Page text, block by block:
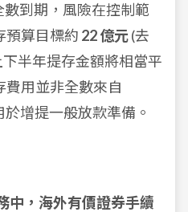
數到期，風險在控制範
預算目標約 22 億元(去
半年提存金額將相當平
費用並非全數來自
增提一般放款準備。
中，海外有價證券手續